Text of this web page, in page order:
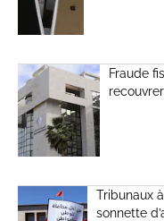
Fraude
recouvrer
Tribunaux
sonnette